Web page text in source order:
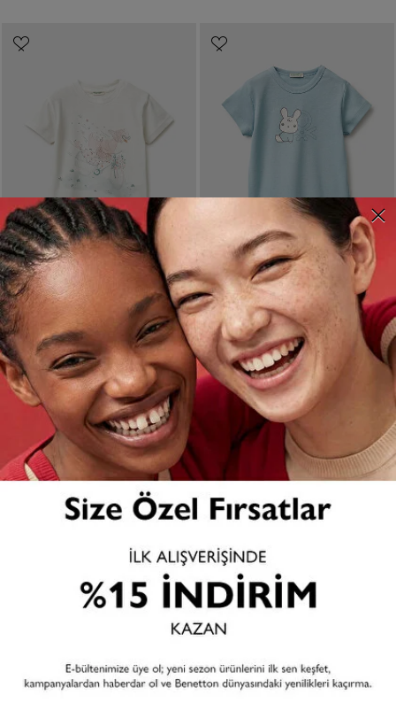
SON İNDİRİM
BEBEK BEYAZ SU BAZLI
BASKILI OMZU GIZLI
ÇITÇITLI YUVARLAK YAKA
T-SHIRT
499,99 TL
999,99 TL
2 renk
SON İNDİRİM
BEBEK BUZ MAVISI BASKILI
OMZU ÇITÇITLI RIBANALI
KISA KOLLU T-SHIRT
349,99 TL
699,99 TL
SON İNDİRİM
SON İNDİRİM